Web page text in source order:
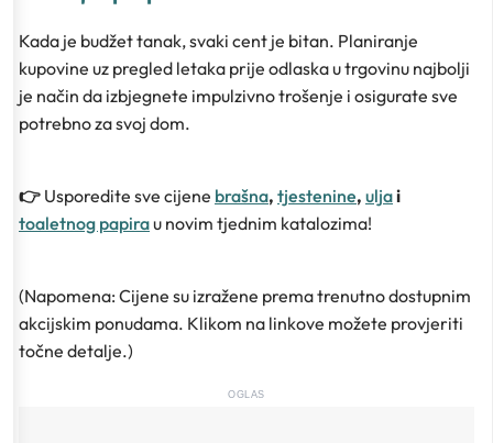
Kada je budžet tanak, svaki cent je bitan. Planiranje
kupovine uz pregled letaka prije odlaska u trgovinu najbolji
je način da izbjegnete impulzivno trošenje i osigurate sve
potrebno za svoj dom.
👉 Usporedite sve cijene brašna, tjestenine, uljai
toaletnog papirau novim tjednim katalozima!
(Napomena: Cijene su izražene prema trenutno dostupnim
akcijskim ponudama. Klikom na linkove možete provjeriti
točne detalje.)
OGLAS